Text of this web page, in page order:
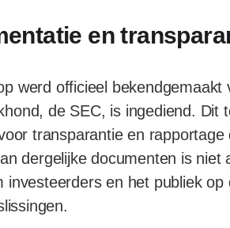
en
werd officieel
de SEC, is ingediend.
transparantie en
dergelijke documenten is
investeerders en het publiek